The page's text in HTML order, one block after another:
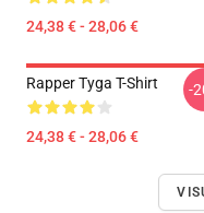
24,38 € - 28,06 €
Rapper Tyga T-Shirt
24,38 € - 28,06 €
-